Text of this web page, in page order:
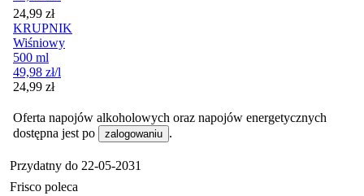
Cena
24,99 zł
KRUPNIK
Wiśniowy
500 ml
49,98 zł/l
Cena
24,99 zł
Oferta napojów alkoholowych oraz napojów energetycznych
dostępna jest po
zalogowaniu .
Przydatny do 22-05-2031
Frisco poleca